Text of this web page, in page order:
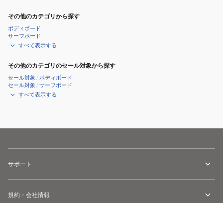
その他のカテゴリから探す
ボディボード
サーフボード
すべて表示する
その他のカテゴリのセール対象から探す
セール対象 /ボディボード
セール対象 /サーフボード
すべて表示する
サポート
規約・会社情報